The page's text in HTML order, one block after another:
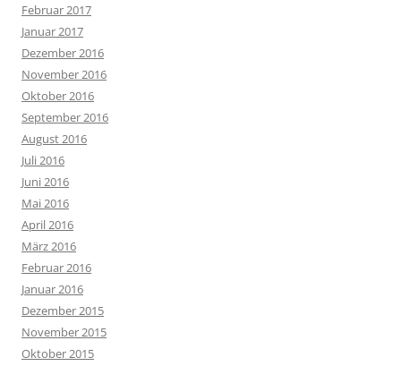
Februar 2017
Januar 2017
Dezember 2016
November 2016
Oktober 2016
September 2016
August 2016
Juli 2016
Juni 2016
Mai 2016
April 2016
März 2016
Februar 2016
Januar 2016
Dezember 2015
November 2015
Oktober 2015